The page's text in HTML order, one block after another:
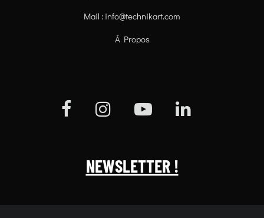
Mail : info@technikart.com
À Propos
NEWSLETTER !